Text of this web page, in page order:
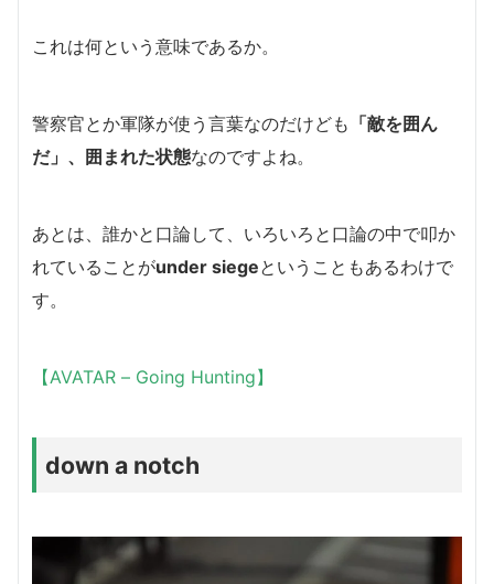
これは何という意味であるか。
警察官とか軍隊が使う言葉なのだけども 「敵を囲ん
だ」 、囲まれた状態なのですよね。
あとは、誰かと口論して、いろいろと口論の中で叩か
れていることがunder siegeということもあるわけで
す。
【AVATAR – Going Hunting】
down a notch